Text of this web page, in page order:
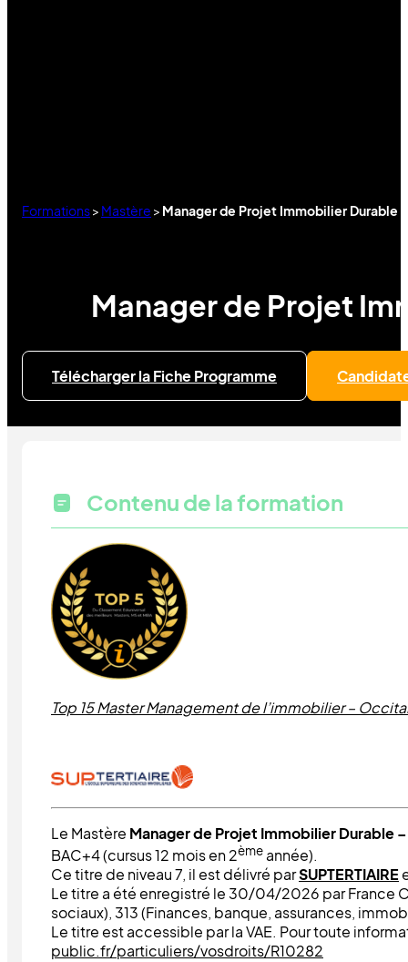
Formations> Mastère > Manager de Projet Immobilier
Manager de Projet
Télécharger la Fiche Programme
Contenu de la formation
Top 15 Master Management de l’immobilier –
Le Mastère Manager de Projet Immobilier Durable
BAC+4 (cursus 12 mois en 2ème année).
Ce titre de niveau 7, il est délivré parSUPTERTIAIRE
Le titre a été enregistré le 30/04/2026 par France
sociaux), 313 (Finances, banque, assurances,
Le titre est accessible par la VAE. Pour toute
public.fr/particuliers/vosdroits/R10282